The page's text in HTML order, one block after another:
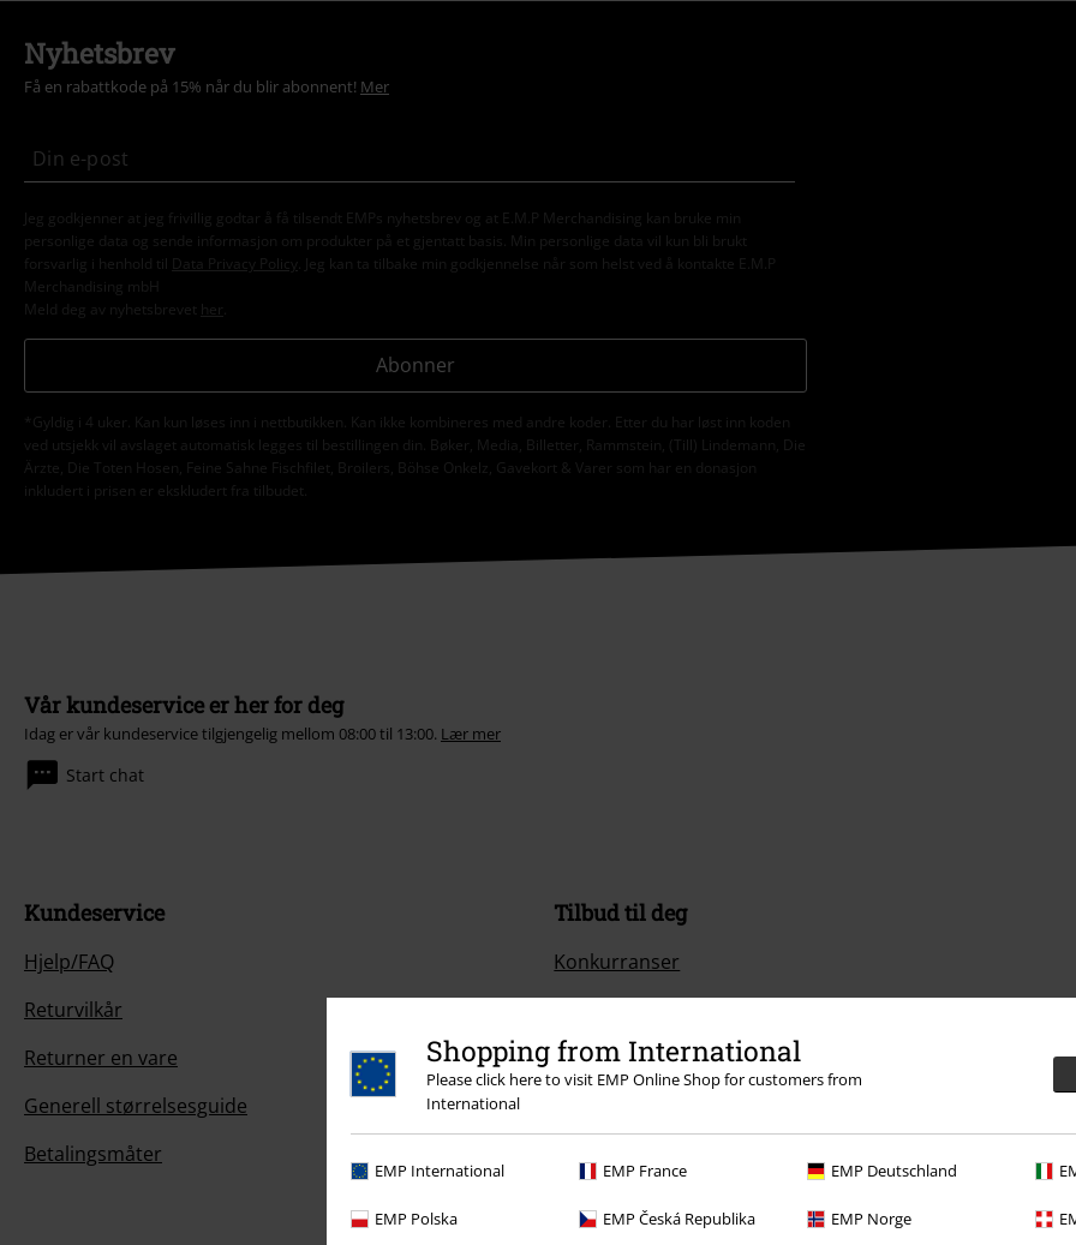
Shopping from International
Please click here to visit EMP Online Shop for customers from
International
EMP International EMP France EMP Deutschland
EMP Polska EMP Česká Republika EMP Norge
Nyhetsbrev
Få en rabattkode på 15% når du blir abonnent! Mer
Jeg godkjenner at jeg frivillig godtar å få tilsendt EMPs nyhetsbrev og at E.M.P Merchandising kan bruke min
personlige data og sende informasjon om produkter på et gjentatt basis. Min personlige data vil kun bli brukt
forsvarlig i henhold til
Data Privacy Policy
. Jeg kan ta tilbake min godkjennelse når som helst ved å kontakte E.M.P
Merchandising mbH
Meld deg av nyhetsbrevet her
Abonner
*Gyldig i 4 uker. Kan kun løses inn i nettbutikken. Kan ikke kombineres med andre koder. Etter du har løst inn koden
ved utsjekk vil avslaget automatisk legges til bestillingen din. Bøker, Media, Billetter, Rammstein, (Till) Lindemann, Die
Ärzte, Die Toten Hosen, Feine Sahne Fischfilet, Broilers, Böhse Onkelz, Gavekort & Varer som har en donasjon
inkludert i prisen er ekskludert fra tilbudet.
Vår kundeservice er her for deg
Idag er vår kundeservice tilgjengelig mellom 08:00 til 13:00. Lær mer
Start chat
Kundeservice
Hjelp/FAQ
Returvilkår
Returner en vare
Generell størrelsesguide
Betalingsmåter
Tilbud til deg
Konkurranser